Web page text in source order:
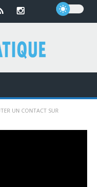
UN CONTACT SUR